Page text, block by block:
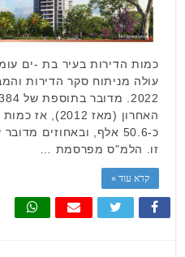
עולה מניתוח סקר הדירות
האחרון (מאז
זו. הלמ"ס מפרסמת …
קרא עוד »